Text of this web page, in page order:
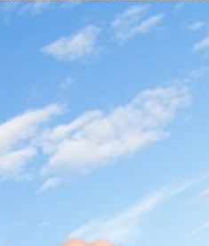
首 頁
搜尋景點
好康優惠
溜滑梯民宿
觀光工廠